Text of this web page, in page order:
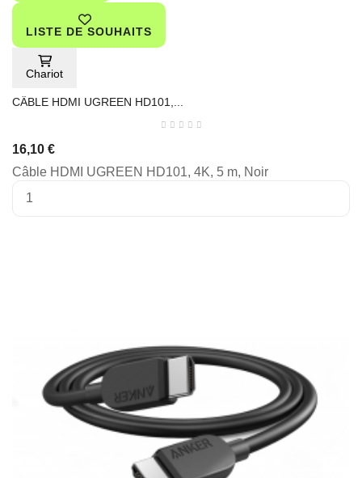
LISTE DE SOUHAITS
Chariot
CÂBLE HDMI UGREEN HD101,...
16,10 €
Câble HDMI UGREEN HD101, 4K, 5 m, Noir